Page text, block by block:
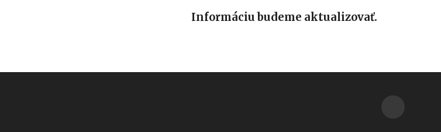
Informáciu budeme aktualizovať.